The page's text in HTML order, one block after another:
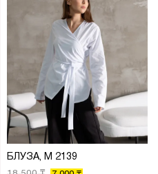
БЛУЗА, М 2139